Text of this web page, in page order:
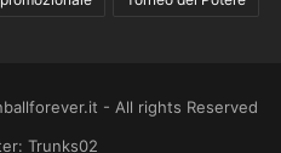
- All rights Reserved
Trunks02